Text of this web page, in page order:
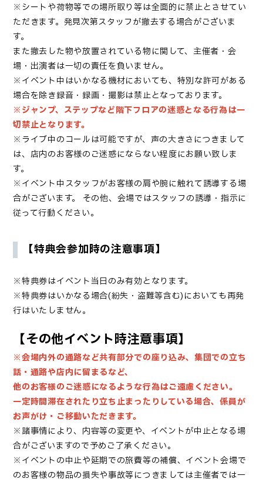
※シートや荷物等での場所取り等は全面的に禁止とさせてい
ただきます。発見次第スタッフが撤去する場合がございま
す。
また撤去した物や放置されている物に関して、主催者・会
場・出演者は一切の責任を負いません。
※イベント中はいかなる機材においても、特別な許可がある
場合を除き録音・録画・撮影は禁止となっております。
※ジャンプ、ステップなど階下フロアの迷惑となる行為は一
切禁止となります。
※ライブ中のコールは可能ですが、声の大きさにつきまして
は、店内のお客様のご迷惑にならない程度にお願い致しま
す。
※イベント中スタッフがお客様の肩や腕に触れて誘導する場
合がございます。
その他、会場ではスタッフの誘導・指示に
従って行動ください。
【特典会参加時の注意事項】
※特典券はイベント当日のみ有効となります。
※特典券はいかなる場合(紛失・盗難等含む)においても再発
行はいたしません。
【その他イベント時注意事項】
※会場内外の通路など共有部分での座り込み、集団での立ち
話・通路や店内に留まるなど、
他のお客様のご迷惑になるような行為はご遠慮ください。
一定時間滞在されたり立ち止まったりしている場合、係員が
お声がけ・ご移動いただきます。
※諸事情により、内容等の変更や、イベントが中止となる場
合がございますので予めご了承ください。
※イベントの中止や延期での旅費等の補償、イベント会場で
のお客様の物品の損失や事故等につきましては主催者では一